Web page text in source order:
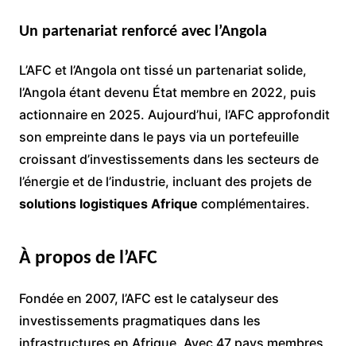
Un partenariat renforcé avec l’Angola
L’AFC et l’Angola ont tissé un partenariat solide,
l’Angola étant devenu État membre en 2022, puis
actionnaire en 2025. Aujourd’hui, l’AFC approfondit
son empreinte dans le pays via un portefeuille
croissant d’investissements dans les secteurs de
l’énergie et de l’industrie, incluant des projets de
solutions logistiques Afrique complémentaires.
À propos de l’AFC
Fondée en 2007, l’AFC est le catalyseur des
investissements pragmatiques dans les
infrastructures en Afrique. Avec 47 pays membres,